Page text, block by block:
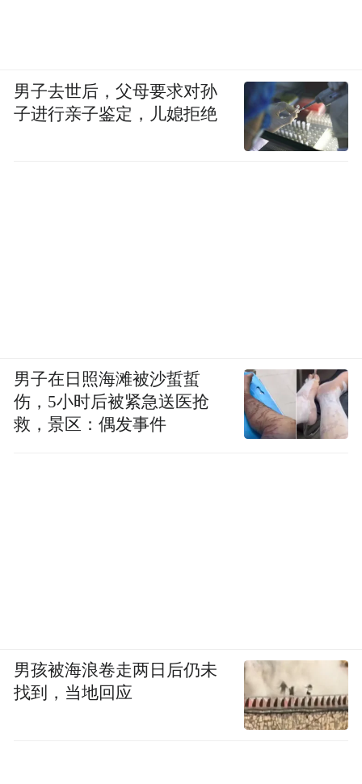
男子去世后，父母要求对孙
子进行亲子鉴定，儿媳拒绝
男子在日照海滩被沙蜇蜇
伤，5小时后被紧急送医抢
救，景区：偶发事件
男孩被海浪卷走两日后仍未
找到，当地回应